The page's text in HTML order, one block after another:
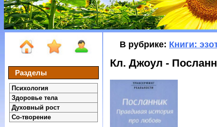
Разделы
Психология
Здоровье тела
Духовный рост
Со-творение
В рубрике: Книги:
Кл. Джоул -